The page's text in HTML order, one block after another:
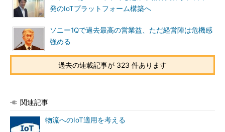
発のIoTプラットフォーム構築へ
ソニー1Qで過去最高の営業益、ただ経営陣は危機感
強める
過去の連載記事が 323 件あります
関連記事
物流へのIoT適用を考える